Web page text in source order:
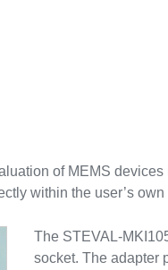
of MEMS
within the user’s
The STEVAL-
socket. The adapter